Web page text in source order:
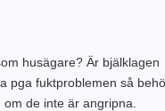
husägare? Är bjälklagen
pga fuktproblemen så
de inte är angripna.